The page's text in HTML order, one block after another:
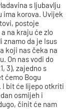
s ljubavlju
ima korova. Uvijek
postoje
na kraju će zlo
znamo da je Isus
koji nas čeka na
On nas vodi do
3), zajedno s
ćemo Bogu
I bit će lijepo otkriti
osmijeh i
činit će nam